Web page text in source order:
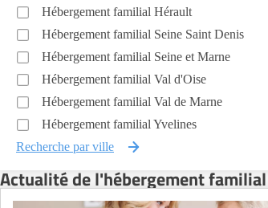
Hébergement familial Hérault
Hébergement familial Seine Saint Denis
Hébergement familial Seine et Marne
Hébergement familial Val d'Oise
Hébergement familial Val de Marne
Hébergement familial Yvelines
Recherche par ville
Actualité de l'hébergement familial